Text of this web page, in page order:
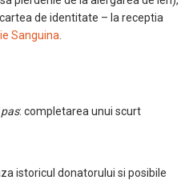
de identitate – la receptia
Sanguina
: completarea unui scurt
istoricul donatorului si posibile